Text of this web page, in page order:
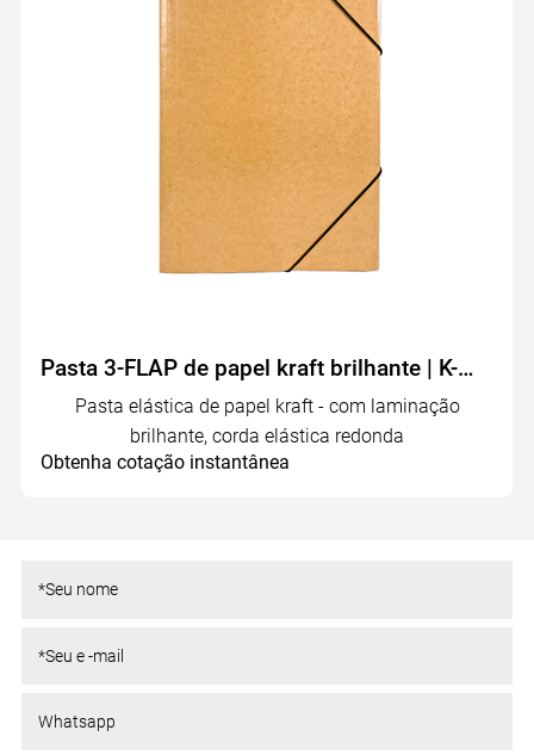
Pasta 3-FLAP de papel kraft brilhante | K-MFO-011G
Pasta elástica de papel kraft - com laminação
brilhante, corda elástica redonda
Obtenha cotação instantânea